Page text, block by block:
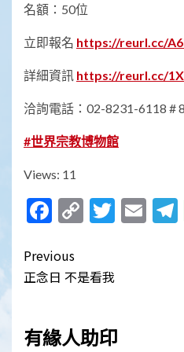
名額：50位
立即報名 https://reurl.cc/
詳細資訊 https://reurl.cc/
洽詢電話：02-8231-6118 #
#世界宗教博物館
Views: 11
Facebook
Copy
Post
navigation
Previous
正念日 不是看我
有緣人助印